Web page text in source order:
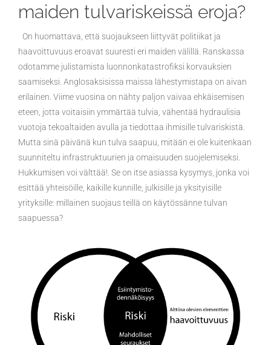
maiden tulvariskeissä eroja?
On huomattava, että suojaukseen liittyvät politiikat ja
haavoittuvuus eroavat suuresti eri maiden välillä. Ranskassa
odotamme julistamista luonnonkatastrofiksi korvauksien
saamiseksi. Anglosaksisissa maissa lähestymistapa on aivan
erilainen. Viime vuosina on nähty paljon vaivaa ehkäisemisen
eteen, jotta voitaisiin ymmärtää tulvia, vähentää hydraulisia
vuotoja tekoaltaiden avulla ja tiedottaa ihmisille tulvariskistä.
Mutta sinä päivänä kun tulva saapuu, mitään ei ole kuitenkaan
suunniteltu infrastruktuurien ja omaisuuden suojelemiseksi.
Hukkumisen voi välttää!. Se on itse asiassa kysymys, jonka voi
esittää yhteisöille, kaikille kunnille, julkisille ja yksityisille
yrityksille: millainen suojaus teillä on käytössänne tulvan
saapuessa?